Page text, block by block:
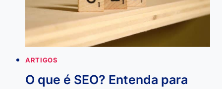
ARTIGOS
O que é SEO? Entenda para